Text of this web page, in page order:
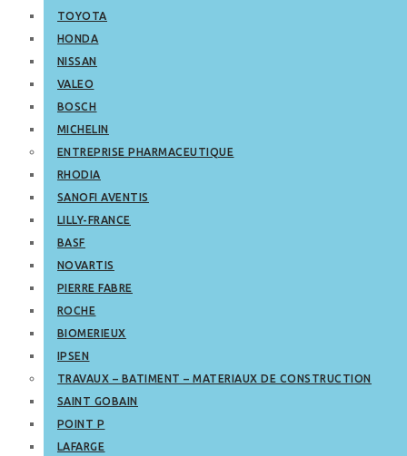
TOYOTA
HONDA
NISSAN
VALEO
BOSCH
MICHELIN
ENTREPRISE PHARMACEUTIQUE
RHODIA
SANOFI AVENTIS
LILLY-FRANCE
BASF
NOVARTIS
PIERRE FABRE
ROCHE
BIOMERIEUX
IPSEN
TRAVAUX – BATIMENT – MATERIAUX DE CONSTRUCTION
SAINT GOBAIN
POINT P
LAFARGE